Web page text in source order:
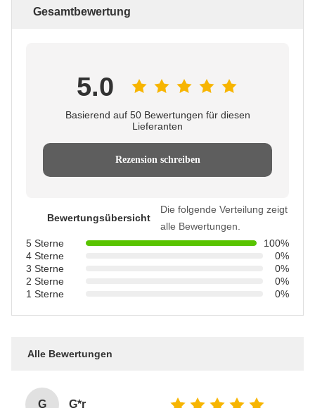
Gesamtbewertung
5.0
Basierend auf 50 Bewertungen für diesen
Lieferanten
Rezension schreiben
Bewertungsübersicht
Die folgende Verteilung zeigt
alle Bewertungen.
5 Sterne
100%
4 Sterne
0%
3 Sterne
0%
2 Sterne
0%
1 Sterne
0%
Alle Bewertungen
G G*r